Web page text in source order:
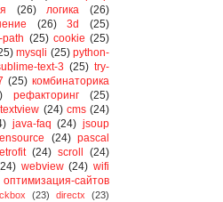
(26) логика
(26)
(26) 3d
(25)
path (25) cookie (25)
mysqli (25) python-
text-3 (25) try-
(25) комбинаторика
рефакторинг
(25)
(24) cms (24)
java-faq (24) jsoup
(24) pascal
(24) scroll (24)
webview (24) wifi
оптимизация-сайтов
(23) directx
(23)